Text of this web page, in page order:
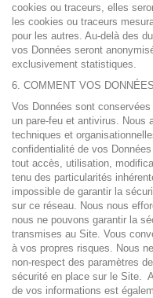
cookies ou traceurs, elles
les cookies ou traceurs
pour les autres. Au-delà des
vos Données seront
exclusivement statistiques.
6. COMMENT VOS
Vos Données sont
un pare-feu et antivirus. Nous
techniques et
confidentialité de vos
tout accès, utilisation,
tenu des particularités
impossible de garantir la
sur ce réseau. Nous nous
nous ne pouvons garantir la
transmises au Site. Vous
à vos propres risques. Nous
non-respect des paramètres
sécurité en place sur le Site.
de vos informations est